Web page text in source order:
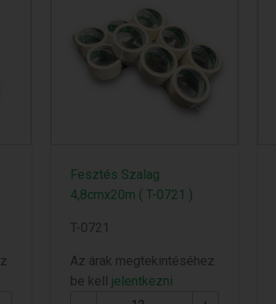
Fesztés Szalag
4,8cmx20m ( T-0721 )
T-0721
Az árak megtekintéséhez
be kell jelentkezni